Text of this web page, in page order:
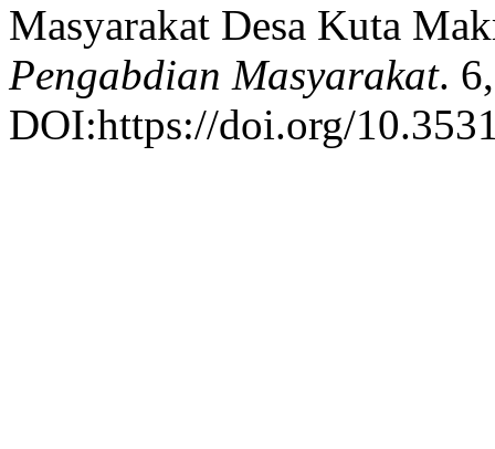
Masyarakat Desa Kuta
Pengabdian Masyarakat.
DOI:https://doi.org/